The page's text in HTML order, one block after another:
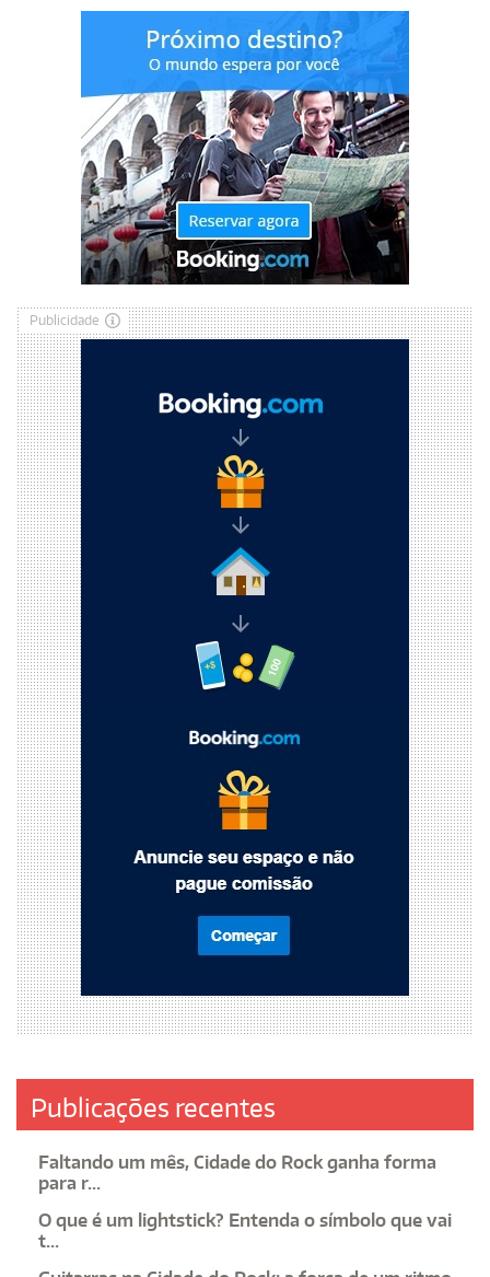
Publicidade
Publicações recentes
Faltando um mês, Cidade do Rock ganha forma
para r...
O que é um lightstick? Entenda o símbolo que vai
t...